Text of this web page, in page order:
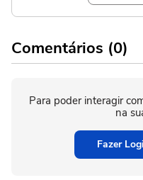
Comentários (0)
Para poder interagir
na
Fazer